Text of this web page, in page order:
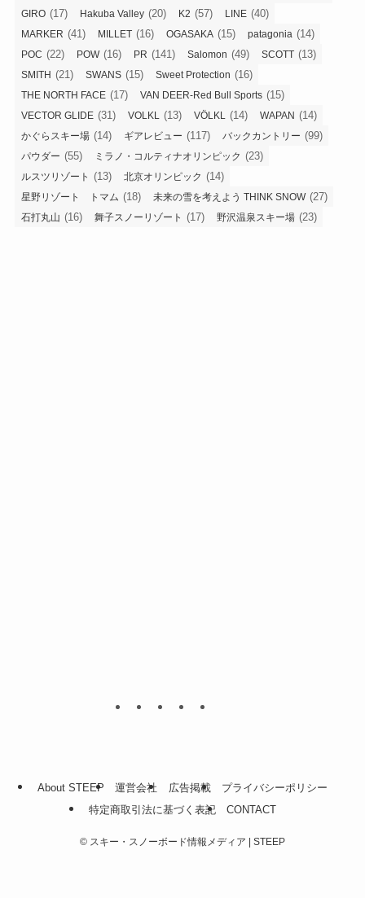
GIRO (17) Hakuba Valley (20) K2 (57) LINE (40)
MARKER (41) MILLET (16) OGASAKA (15) patagonia (14)
POC (22) POW(16) PR (141) Salomon (49) SCOTT (13)
SMITH (21) SWANS (15) Sweet Protection (16)
THE NORTH FACE (17) VAN DEER-Red Bull Sports (15)
VECTOR GLIDE (31) VOLKL (13) VÖLKL (14) WAPAN (14)
かぐらスキー場 (14) ギアレビュー (117) バックカントリー (99)
パウダー (55) ミラノ・コルティナオリンピック (23)
ルスツリゾート (13) 北京オリンピック (14)
星野リゾート トマム (18) 未来の雪を考えよう THINK SNOW(27)
石打丸山 (16) 舞子スノーリゾート (17) 野沢温泉スキー場 (23)
About STEEP 運営会社 広告掲載
プライバシーポリシー
特定商取引法に基づく表記
CONTACT
© スキー・スノーボード情報メディア | STEEP